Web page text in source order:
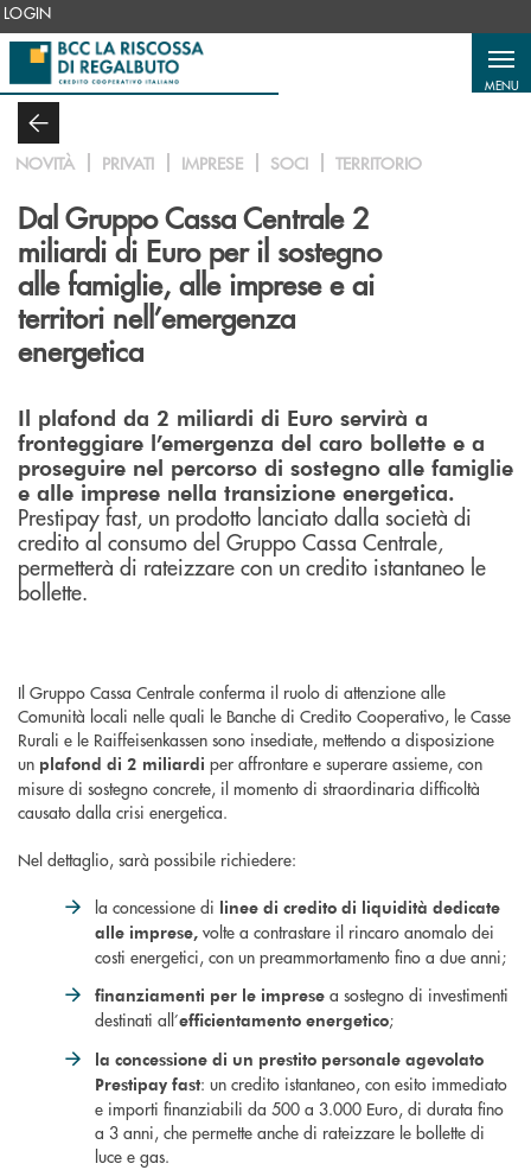
Salta al contenuto principale
LOGIN
MENU
NOVITÀ PRIVATI IMPRESE SOCI TERRITORIO
Dal Gruppo Cassa Centrale 2
miliardi di Euro per il sostegno
alle famiglie, alle imprese e ai
territori nell’emergenza
energetica
Il plafond da 2 miliardi di Euro servirà a
fronteggiare l’emergenza del caro bollette e a
proseguire nel percorso di sostegno alle famiglie
e alle imprese nella transizione energetica.
Prestipay fast, un prodotto lanciato dalla società di
credito al consumo del Gruppo Cassa Centrale,
permetterà di rateizzare con un credito istantaneo le
bollette.
Il Gruppo Cassa Centrale conferma il ruolo di attenzione alle
Comunità locali nelle quali le Banche di Credito Cooperativo, le Casse
Rurali e le Raiffeisenkassen sono insediate, mettendo a disposizione
un plafond di 2 miliardi per affrontare e superare assieme, con
misure di sostegno concrete, il momento di straordinaria difficoltà
causato dalla crisi energetica.
Nel dettaglio, sarà possibile richiedere:
la concessione di linee di credito di liquidità dedicate
alle imprese, volte a contrastare il rincaro anomalo dei
costi energetici, con un preammortamento fino a due anni;
finanziamenti per le imprese a sostegno di investimenti
destinati all’efficientamento energetico;
la concessione di un prestito personale agevolato
Prestipay fast: un credito istantaneo, con esito immediato
e importi finanziabili da 500 a 3.000 Euro, di durata fino
a 3 anni, che permette anche di rateizzare le bollette di
luce e gas.